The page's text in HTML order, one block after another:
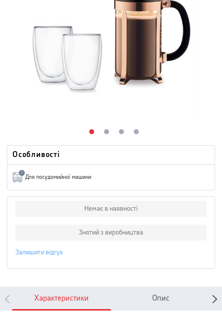
Особливості
i
Для посудомийної машини
Немає в наявності
Знятий з виробництва
Залишити відгук
Характеристики Опис